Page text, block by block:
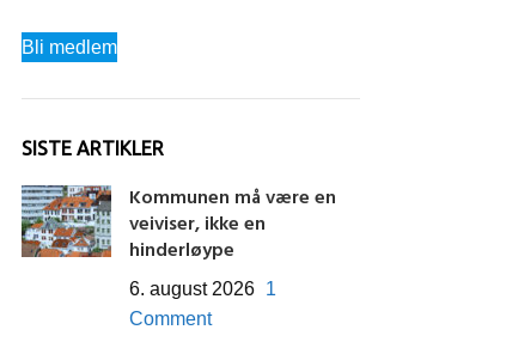
Bli medlem
SISTE ARTIKLER
Kommunen må være en
veiviser, ikke en
hinderløype
6. august 2026 1
Comment